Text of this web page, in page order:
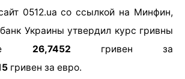
0512.ua со ссылкой на Минфин,
Украины утвердил курс гривны
26,7452 гривен за
гривен за евро.